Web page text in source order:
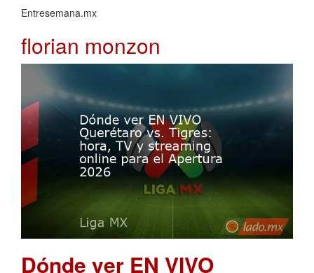
Entresemana.mx
florian monzon
Dónde ver EN VIVO